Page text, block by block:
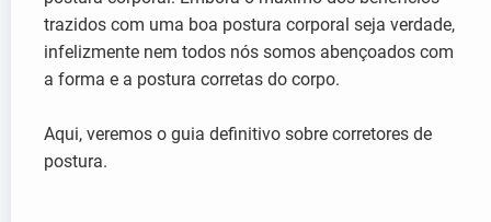
trazidos com uma boa postura corporal seja verdade,
infelizmente nem todos nós somos abençoados com
a forma e a postura corretas do corpo.
Aqui, veremos o guia definitivo sobre corretores de
postura.